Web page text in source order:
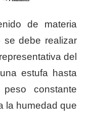
de materia
se debe realizar
del
estufa hasta
constante
la humedad que